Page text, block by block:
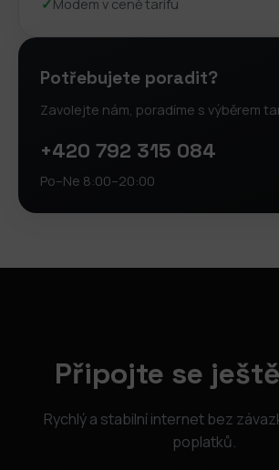
✓Modem v ceně tarifu
Potřebujete poradit?
Zavolejte nám, poradíme s výběrem
+420 792 315 084
Po–Ne 8:00–20:00
Připojte se
Rychlý a stabilní internet bez
poplatků.